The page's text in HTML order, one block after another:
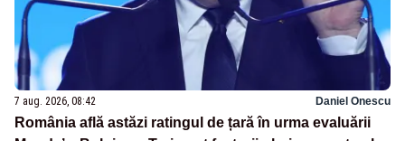
7 aug. 2026, 08:42 Daniel Onescu
România află astăzi ratingul de țară în urma evaluării